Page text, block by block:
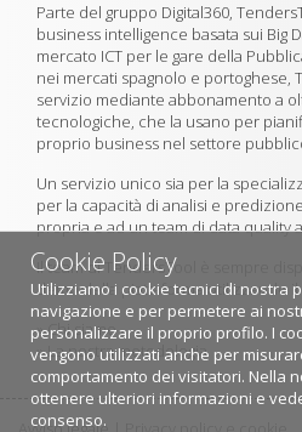
Cookie Policy
Utilizziamo i cookie tecnici di nostra
navigazione e per permetere ai
personalizzare il proprio profilo. I
vengono utilizzati anche per
comportamento dei visitatori. Nella
ottenere ulteriori informazioni e
consenso.
Parte del gruppo Digital360,
business intelligence basata sui Big
mercato ICT per le gare della
nei mercati spagnolo e portoghese,
servizio mediante abbonamento a
tecnologiche, che la usano per
proprio business nel settore
Un servizio unico sia per la
per la capacità di analisi e
propria e ad un team di data quality
Il team di TendersTool è sempre
demo della piattaforma utilizzando
»Chi siamo
»La nostra metodologia